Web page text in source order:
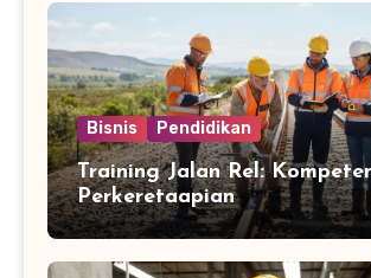
Bisnis Pendidikan
Training Jalan Rel:
Perkeretaapian